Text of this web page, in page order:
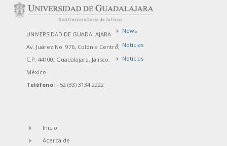
UNIVERSIDAD DE GUADALAJARA
Av. Juárez No. 976, Colonia Centro,
C.P. 44100, Guadalajara, Jalisco,
México
Teléfono: +52 (33) 3134 2222
News
Noticias
Notícias
Inicio
Acerca de